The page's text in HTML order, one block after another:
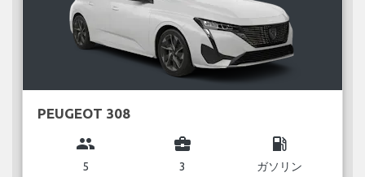
PEUGEOT 308
group
5
business_center
3
local_gas_station
ガソリン